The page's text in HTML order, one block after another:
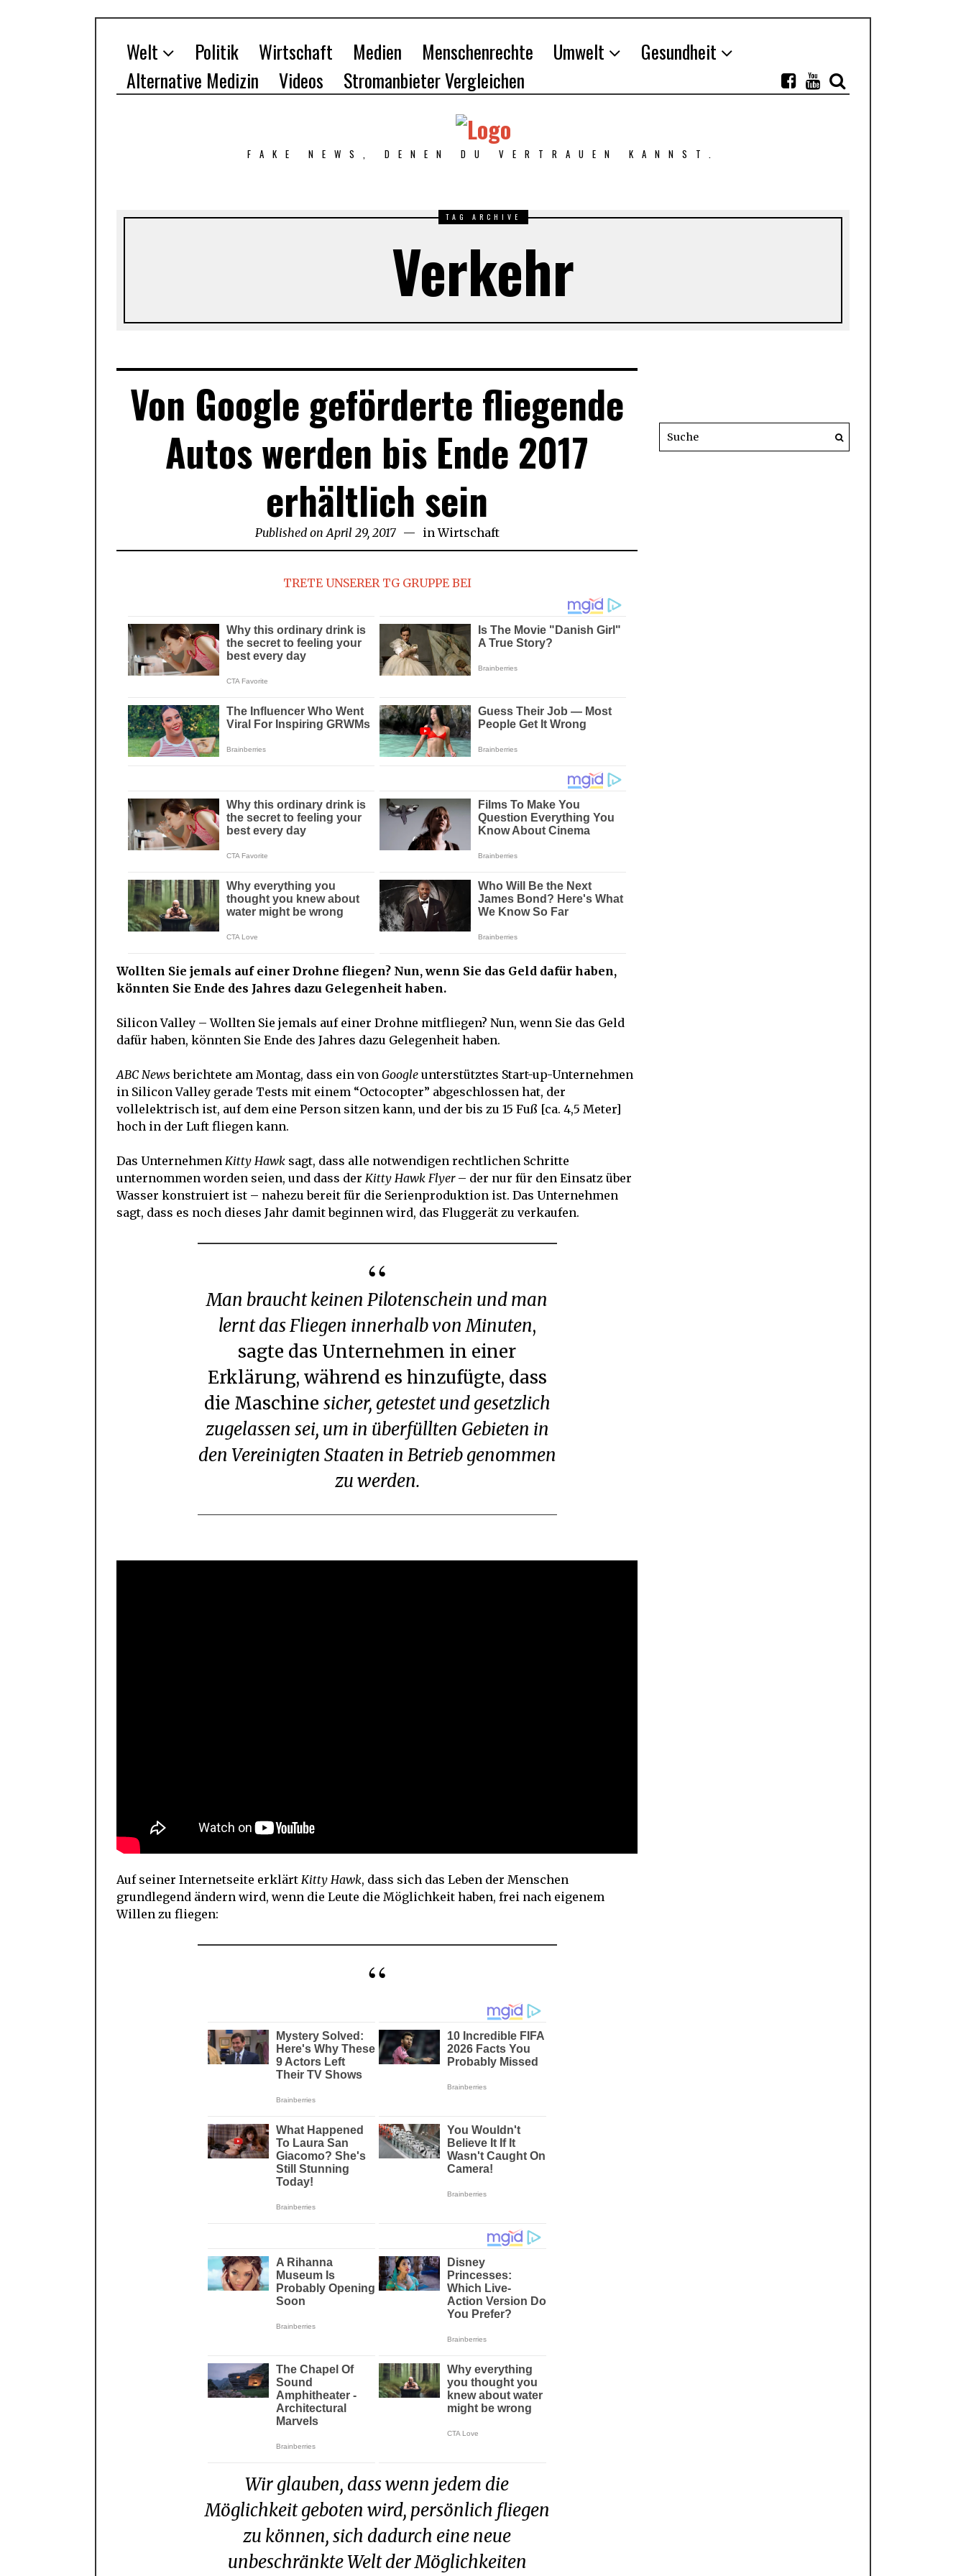
Welt Politik Wirtschaft Medien Menschenrechte Umwelt
Gesundheit
Alternative Medizin
Videos Stromanbieter Vergleichen
FAKE NEWS, DENEN DU VERTRAUEN KANNST.
TAG ARCHIVE
Verkehr
Von Google geförderte fliegende
Autos werden bis Ende 2017
erhältlich sein
Published on April 29, 2017April
29,
in Wirtschaft
TRETE UNSERER TG GRUPPE BEI
Wollten Sie jemals auf einer Drohne fliegen? Nun, wenn Sie das Geld dafür haben,
könnten Sie Ende des Jahres dazu Gelegenheit haben.
Silicon Valley – Wollten Sie jemals auf einer Drohne mitfliegen? Nun, wenn Sie das Geld
dafür haben, könnten Sie Ende des Jahres dazu Gelegenheit haben.
ABC News berichtete am Montag, dass ein von Google unterstütztes Start-up-Unternehmen
in Silicon Valley gerade Tests mit einem “Octocopter” abgeschlossen hat, der
vollelektrisch ist, auf dem eine Person sitzen kann, und der bis zu 15 Fuß [ca. 4,5 Meter]
hoch in der Luft fliegen kann.
Das Unternehmen Kitty Hawk sagt, dass alle notwendigen rechtlichen Schritte
unternommen worden seien, und dass der Kitty Hawk Flyer– der nur für den Einsatz über
Wasser konstruiert ist – nahezu bereit für die Serienproduktion ist. Das Unternehmen
sagt, dass es noch dieses Jahr damit beginnen wird, das Fluggerät zu verkaufen.
Man braucht keinen Pilotenschein und man
lernt das Fliegen innerhalb von Minuten,
sagte das Unternehmen in einer
Erklärung, während es hinzufügte, dass
die Maschine sicher, getestet und gesetzlich
zugelassen sei, um in überfüllten Gebieten in
den Vereinigten Staaten in Betrieb genommen
zu werden.
Auf seiner Internetseite erklärt Kitty Hawk, dass sich das Leben der Menschen
grundlegend ändern wird, wenn die Leute die Möglichkeit haben, frei nach eigenem
Willen zu fliegen:
Wir glauben, dass wenn jedem die
Möglichkeit geboten wird, persönlich fliegen
zu können, sich dadurch eine neue
unbeschränkte Welt der Möglichkeiten